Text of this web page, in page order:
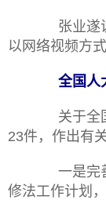
张业遂说
以网络视频方
全国人
关于全国
23件，作出有
一是完善
修法工作计划